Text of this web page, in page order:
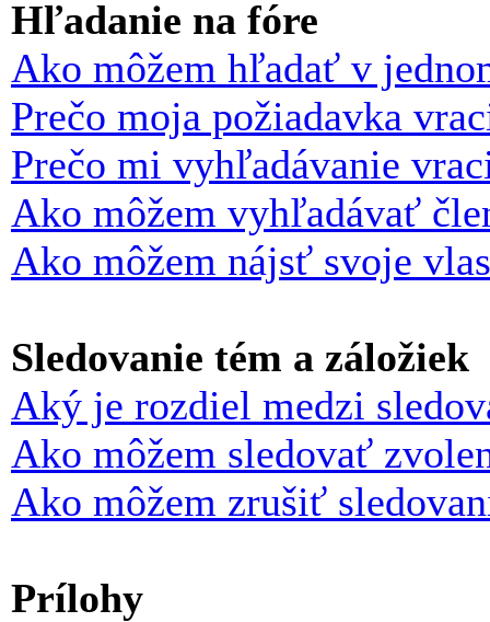
Hľadanie na fóre
Ako môžem hľadať v
Prečo moja požiadavka
Prečo mi vyhľadávanie
Ako môžem vyhľadávať
Ako môžem nájsť svoje
Sledovanie tém a záložiek
Aký je rozdiel medzi
Ako môžem sledovať
Ako môžem zrušiť
Prílohy